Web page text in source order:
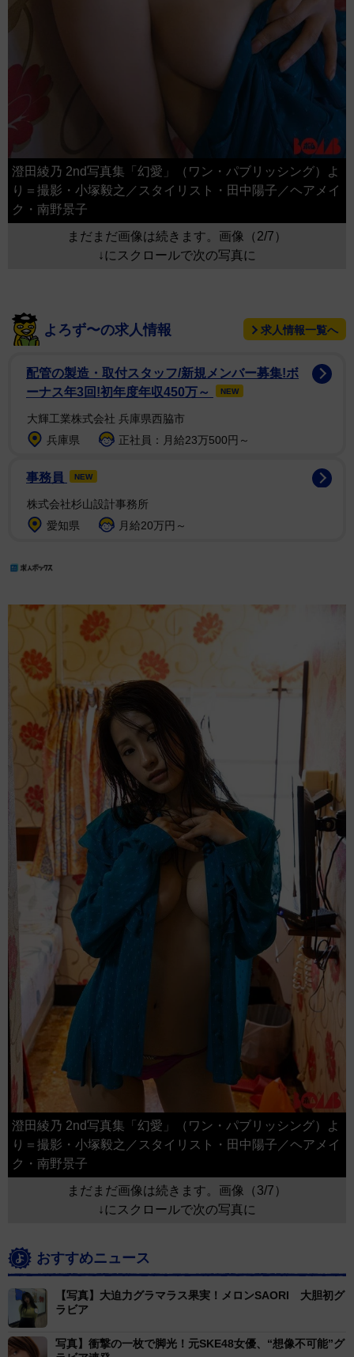
澄田綾乃 2nd写真集「幻愛」（ワン・パブリッシング）よ
り＝撮影・小塚毅之／スタイリスト・田中陽子／ヘアメイ
ク・南野景子
まだまだ画像は続きます。画像（2/7）
↓にスクロールで次の写真に
よろず〜の求人情報 求人情報一覧へ
配管の製造・取付スタッフ/新規メンバー募集!ボ
ーナス年3回!初年度年収450万～
NEW
大輝工業株式会社 兵庫県西脇市
兵庫県
正社員：月給23万500円～
事務員 NEW
株式会社杉山設計事務所
愛知県
月給20万円～
澄田綾乃 2nd写真集「幻愛」（ワン・パブリッシング）よ
り＝撮影・小塚毅之／スタイリスト・田中陽子／ヘアメイ
ク・南野景子
まだまだ画像は続きます。画像（3/7）
↓にスクロールで次の写真に
おすすめニュース
【写真】大迫力グラマラス果実！メロンSAORI 大胆初グ
ラビア
写真】衝撃の一枚で脚光！元SKE48女優、“想像不可能”グ